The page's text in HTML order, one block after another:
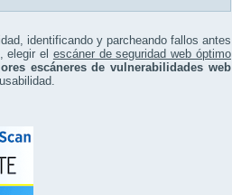
identificando y parcheando fallos antes
elegir el escáner de seguridad web óptimo
escáneres de vulnerabilidades web